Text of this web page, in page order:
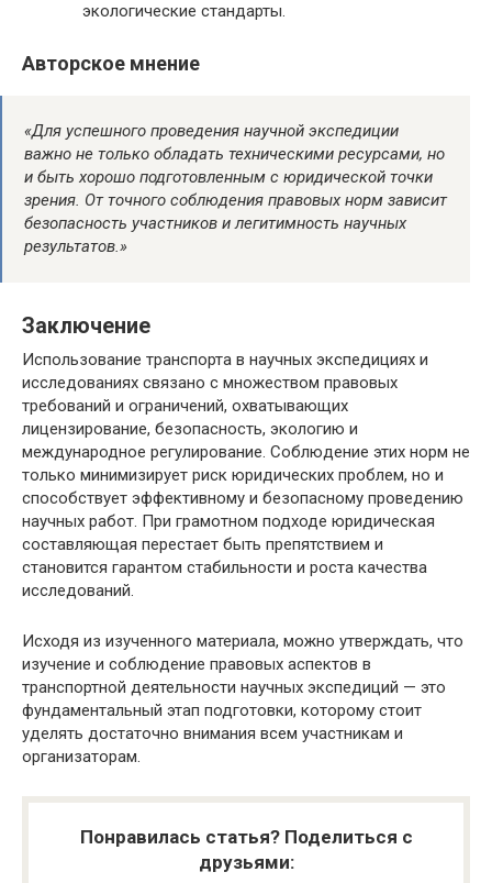
экологические стандарты.
Авторское мнение
«Для успешного проведения научной экспедиции
важно не только обладать техническими ресурсами, но
и быть хорошо подготовленным с юридической точки
зрения. От точного соблюдения правовых норм зависит
безопасность участников и легитимность научных
результатов.»
Заключение
Использование транспорта в научных экспедициях и
исследованиях связано с множеством правовых
требований и ограничений, охватывающих
лицензирование, безопасность, экологию и
международное регулирование. Соблюдение этих норм не
только минимизирует риск юридических проблем, но и
способствует эффективному и безопасному проведению
научных работ. При грамотном подходе юридическая
составляющая перестает быть препятствием и
становится гарантом стабильности и роста качества
исследований.
Исходя из изученного материала, можно утверждать, что
изучение и соблюдение правовых аспектов в
транспортной деятельности научных экспедиций — это
фундаментальный этап подготовки, которому стоит
уделять достаточно внимания всем участникам и
организаторам.
Понравилась статья? Поделиться с
друзьями: